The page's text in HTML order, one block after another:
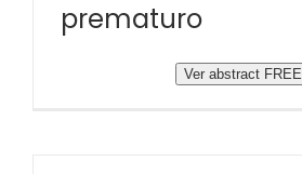
prematuro
Ver abstract FREE